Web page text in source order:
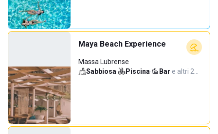
Maya Beach Experience
Massa Lubrense
Sabbiosa· Piscina· Bar·e altri 2…